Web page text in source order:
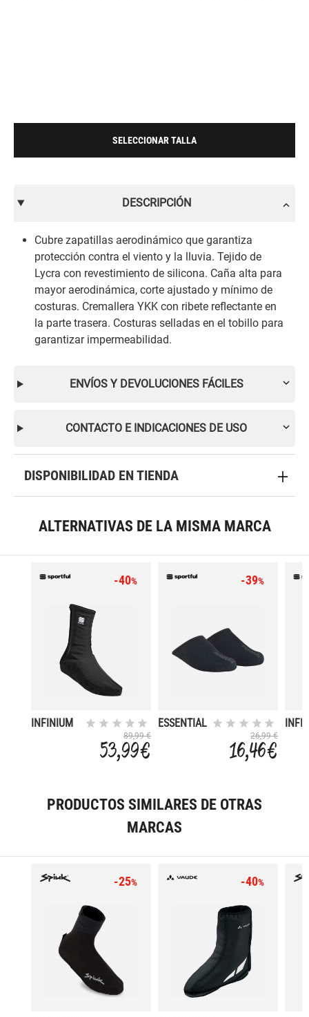
SELECCIONAR TALLA
DESCRIPCIÓN
Cubre zapatillas aerodinámico que garantiza
protección contra el viento y la lluvia. Tejido de
Lycra con revestimiento de silicona. Caña alta para
mayor aerodinámica, corte ajustado y mínimo de
costuras. Cremallera YKK con ribete reflectante en
la parte trasera. Costuras selladas en el tobillo para
garantizar impermeabilidad.
ENVÍOS Y DEVOLUCIONES FÁCILES
CONTACTO E INDICACIONES DE USO
DISPONIBILIDAD EN TIENDA
ALTERNATIVAS DE LA MISMA MARCA
-40%
INFINIUM
89,99 €
53,99 €
-39%
ESSENTIAL
26,99 €
16,46 €
PRODUCTOS SIMILARES DE OTRAS
MARCAS
-25% -40%